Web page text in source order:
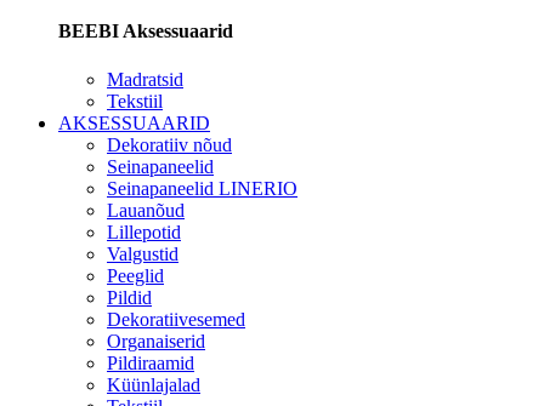
BEEBI Aksessuaarid
Madratsid
Tekstiil
AKSESSUAARID
Dekoratiiv nõud
Seinapaneelid
Seinapaneelid LINERIO
Lauanõud
Lillepotid
Valgustid
Peeglid
Pildid
Dekoratiivesemed
Organaiserid
Pildiraamid
Küünlajalad